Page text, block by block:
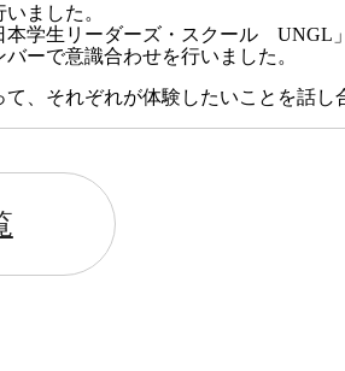
ました。
本学生リーダーズ・スクール UNGL
ーで意識合わせを行いました。
、それぞれが体験したいことを話し